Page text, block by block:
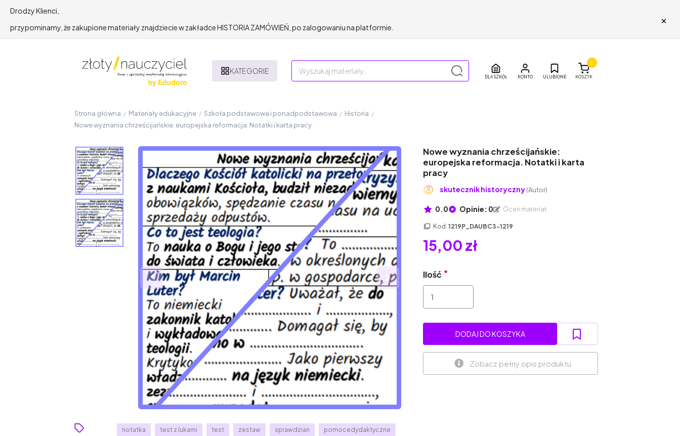
Drodzy Klienci,
przypominamy, że zakupione materiały znajdziecie w zakładce HISTORIA ZAMÓWIEŃ, po zalogowaniu na platformie.
×
KATEGORIE
DLA SZKÓŁ ULUBIONE KOSZYK
0
Strona główna / Materiały edukacyjne / Szkoła podstawowa i ponadpodstawowa / Historia /
Nowe wyznania chrześcijańskie: europejska reformacja. Notatki i karta pracy
notatka test z lukami test zestaw sprawdzian pomocedydaktyczne
Nowe wyznania chrześcijańskie:
europejska reformacja. Notatki i karta
pracy
skutecznik historyczny(Autor)
0.0 Opinie: 0 Oceń materiał
Kod:1219P_DAUBC3-1219
15,00 zł
Ilość
DODAJ DO KOSZYKA
Zobacz pełny opis produktu